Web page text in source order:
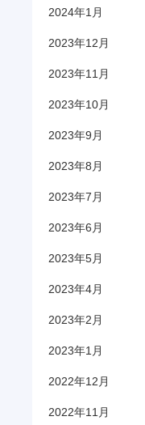
2024年1月
2023年12月
2023年11月
2023年10月
2023年9月
2023年8月
2023年7月
2023年6月
2023年5月
2023年4月
2023年2月
2023年1月
2022年12月
2022年11月